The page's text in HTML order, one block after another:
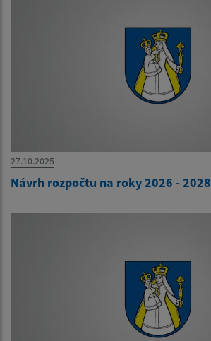
27.10.2025
Návrh rozpočtu na roky 2026 - 2028